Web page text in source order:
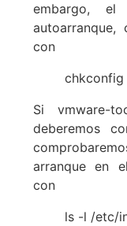
embargo,
con
chkconfig
Si vmware-
deberemos
arranque en
con
ls -l /etc/